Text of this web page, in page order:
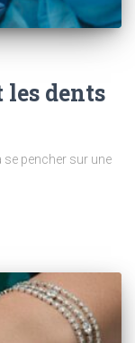
les dents
se pencher sur une